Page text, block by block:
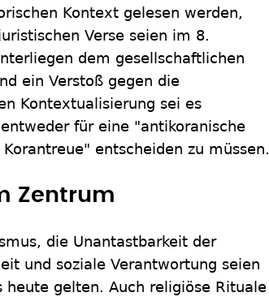
Kontext gelesen werden,
Verse seien im 8.
dem gesellschaftlichen
ein Verstoß gegen die
Kontextualisierung sei es
für eine "antikoranische
entscheiden zu müssen.
Zentrum
die Unantastbarkeit der
und soziale Verantwortung seien
gelten. Auch religiöse Rituale